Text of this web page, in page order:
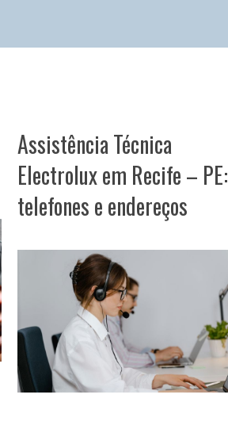
Assistência Técnica
Electrolux em Recife – PE:
telefones e endereços